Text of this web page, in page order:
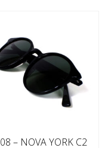
– NOVA YORK C2